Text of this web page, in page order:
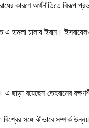
কারণে অর্থনীতিতে বিরূপ
হামলা চালায় ইরান। ইসরায়েলও
এ ছাড়া রয়েছেন তেহরানের
বিশ্বের সঙ্গে কীভাবে সম্পর্ক